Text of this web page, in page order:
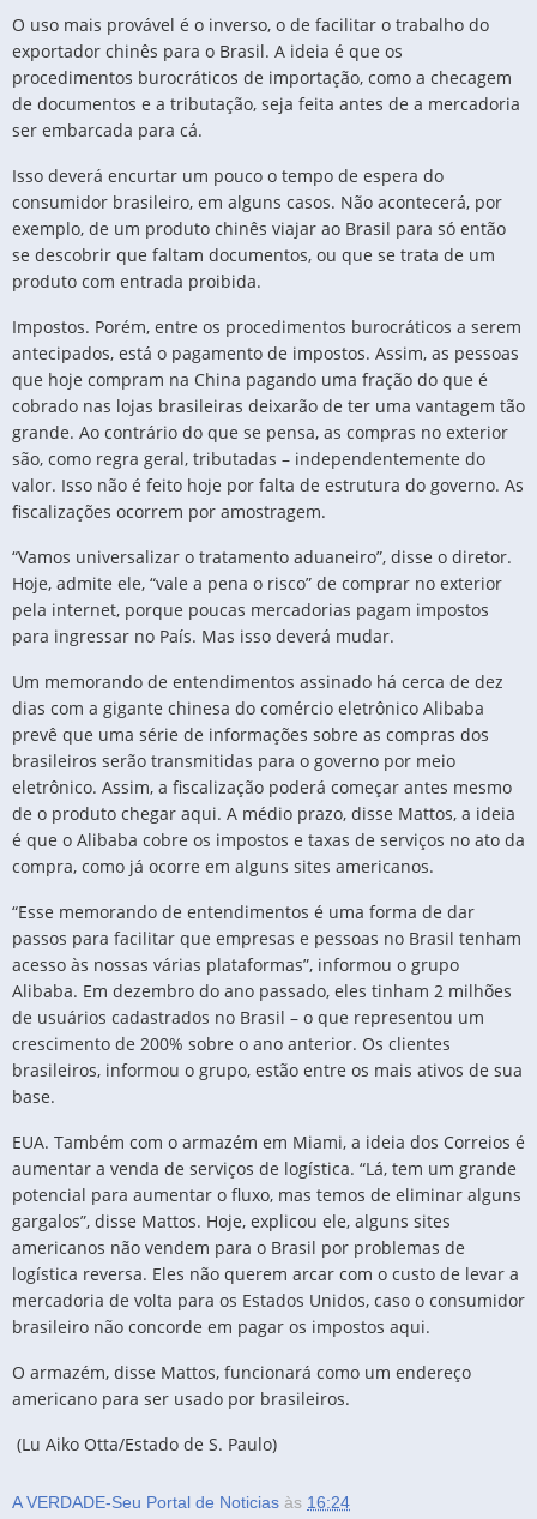
O uso mais provável é o inverso, o de facilitar o trabalho do
exportador chinês para o Brasil. A ideia é que os
procedimentos burocráticos de importação, como a checagem
de documentos e a tributação, seja feita antes de a mercadoria
ser embarcada para cá.
Isso deverá encurtar um pouco o tempo de espera do
consumidor brasileiro, em alguns casos. Não acontecerá, por
exemplo, de um produto chinês viajar ao Brasil para só então
se descobrir que faltam documentos, ou que se trata de um
produto com entrada proibida.
Impostos. Porém, entre os procedimentos burocráticos a serem
antecipados, está o pagamento de impostos. Assim, as pessoas
que hoje compram na China pagando uma fração do que é
cobrado nas lojas brasileiras deixarão de ter uma vantagem tão
grande. Ao contrário do que se pensa, as compras no exterior
são, como regra geral, tributadas – independentemente do
valor. Isso não é feito hoje por falta de estrutura do governo. As
fiscalizações ocorrem por amostragem.
“Vamos universalizar o tratamento aduaneiro”, disse o diretor.
Hoje, admite ele, “vale a pena o risco” de comprar no exterior
pela internet, porque poucas mercadorias pagam impostos
para ingressar no País. Mas isso deverá mudar.
Um memorando de entendimentos assinado há cerca de dez
dias com a gigante chinesa do comércio eletrônico Alibaba
prevê que uma série de informações sobre as compras dos
brasileiros serão transmitidas para o governo por meio
eletrônico. Assim, a fiscalização poderá começar antes mesmo
de o produto chegar aqui. A médio prazo, disse Mattos, a ideia
é que o Alibaba cobre os impostos e taxas de serviços no ato da
compra, como já ocorre em alguns sites americanos.
“Esse memorando de entendimentos é uma forma de dar
passos para facilitar que empresas e pessoas no Brasil tenham
acesso às nossas várias plataformas”, informou o grupo
Alibaba. Em dezembro do ano passado, eles tinham 2 milhões
de usuários cadastrados no Brasil – o que representou um
crescimento de 200% sobre o ano anterior. Os clientes
brasileiros, informou o grupo, estão entre os mais ativos de sua
base.
EUA. Também com o armazém em Miami, a ideia dos Correios é
aumentar a venda de serviços de logística. “Lá, tem um grande
potencial para aumentar o fluxo, mas temos de eliminar alguns
gargalos”, disse Mattos. Hoje, explicou ele, alguns sites
americanos não vendem para o Brasil por problemas de
logística reversa. Eles não querem arcar com o custo de levar a
mercadoria de volta para os Estados Unidos, caso o consumidor
brasileiro não concorde em pagar os impostos aqui.
O armazém, disse Mattos, funcionará como um endereço
americano para ser usado por brasileiros.
(Lu Aiko Otta/Estado de S. Paulo)
A VERDADE-Seu Portal de Noticias às 16:24